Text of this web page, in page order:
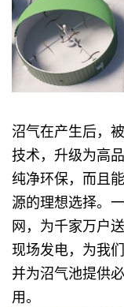
沼气在产生后，
技术，升级为高
纯净环保，而且
源的理想选择。
网，为千家万户
现场发电，为我
并为沼气池提供
用。